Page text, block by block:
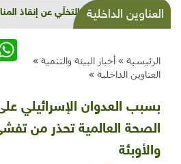
العناوين الداخليةقمّة التخلّي عن إنقاذ
الرئيسية » أخبار البيئة والتنمية »
العناوين الداخلية »
بسبب العدوان الإسرائيلي
الصحة العالمية تحذر من
والأوبئة